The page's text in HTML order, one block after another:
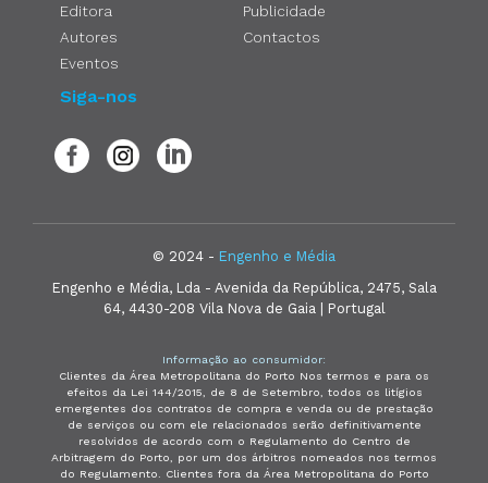
Editora
Autores
Eventos
Publicidade
Contactos
Siga-nos
© 2024 - Engenho e Média
Engenho e Média, Lda - Avenida da República, 2475, Sala
64, 4430-208 Vila Nova de Gaia | Portugal
Informação ao consumidor:
Clientes da Área Metropolitana do Porto Nos termos e para os
efeitos da Lei 144/2015, de 8 de Setembro, todos os litígios
emergentes dos contratos de compra e venda ou de prestação
de serviços ou com ele relacionados serão definitivamente
resolvidos de acordo com o Regulamento do Centro de
Arbitragem do Porto, por um dos árbitros nomeados nos termos
do Regulamento. Clientes fora da Área Metropolitana do Porto